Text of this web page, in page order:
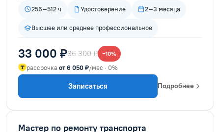
256–512 ч Удостоверение 2–3 месяца
Высшее или среднее профессиональное
33 000 ₽36 300 ₽ −10%
рассрочка от 6 050 ₽/мес · 0%
Записаться Подробнее
Мастер по ремонту транспорта